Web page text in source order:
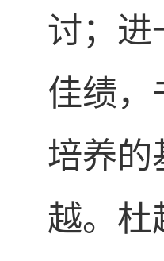
讨；进
佳绩，
培养的
越。杜